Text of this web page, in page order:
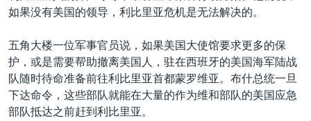
GEN Z 看美国
如果没有美国的领导，利比里亚危机是无法解决的。
五角大楼一位军事官员说，如果美国大使馆要求更多的保
护，或是需要帮助撤离美国人，驻在西班牙的美国海军陆战
队随时待命准备前往利比里亚首都蒙罗维亚。布什总统一旦
下达命令，这些部队就能在大量的作为维和部队的美国应急
部队抵达之前赶到利比里亚。